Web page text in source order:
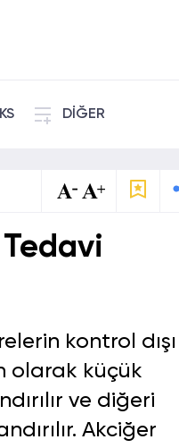
DİĞER
kontrol dışı
olarak küçük
ve diğeri
Akciğer